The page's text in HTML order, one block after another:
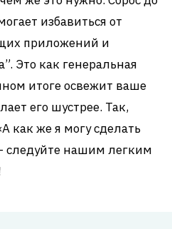
избавиться от
приложений и
Это как генеральная
итоге освежит ваше
его шустрее. Так,
как же я могу сделать
следуйте нашим легким